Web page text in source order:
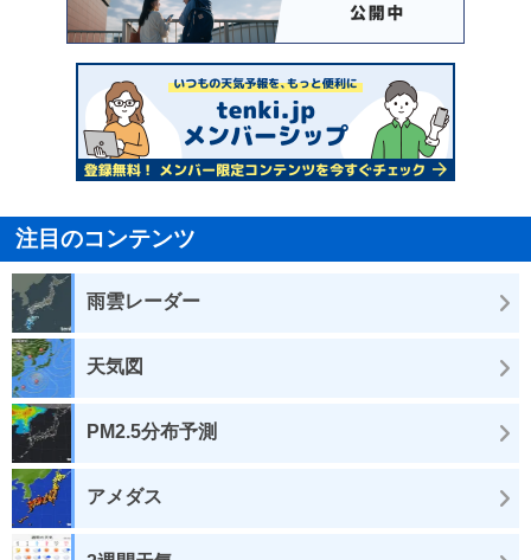
注目のコンテンツ
雨雲レーダー
天気図
PM2.5分布予測
アメダス